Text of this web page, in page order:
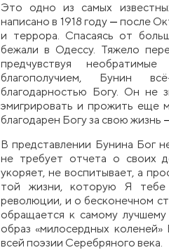
Это одно из самых
написано в 1918 году — после
и террора. Спасаясь от
бежали в Одессу. Тяжело
предчувствуя
благополучием, Бунин
благодарностью Богу. Он не
эмигрировать и прожить еще
благодарен Богу за свою жизнь
В представлении Бунина Бог
не требует отчета о своих
укоряет, не воспитывает, а
той жизни, которую Я тебе
революции, и о бесконечном
обращается к самому
образ «милосердных коленей»
всей поэзии Серебряного века.